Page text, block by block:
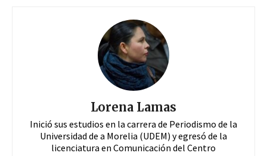
Lorena Lamas
Inició sus estudios en la carrera de Periodismo de la
Universidad de a Morelia (UDEM) y egresó de la
licenciatura en Comunicación del Centro